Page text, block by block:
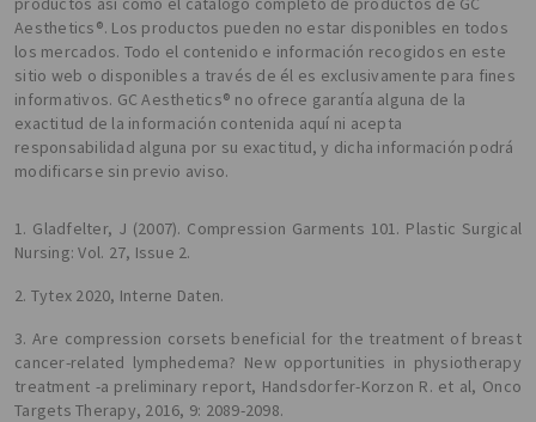
Aesthetics®. Los productos pueden no estar disponibles en todos
los mercados. Todo el contenido e información recogidos en este
sitio web o disponibles a través de él es exclusivamente para fines
informativos. GC Aesthetics® no ofrece garantía alguna de la
exactitud de la información contenida aquí ni acepta
responsabilidad alguna por su exactitud, y dicha información podrá
modificarse sin previo aviso.
1. Gladfelter, J (2007). Compression Garments 101. Plastic Surgical
Nursing: Vol. 27, Issue 2.
2. Tytex 2020, Interne Daten.
3. Are compression corsets beneficial for the treatment of breast
cancer-related lymphedema? New opportunities in physiotherapy
treatment -a preliminary report, Handsdorfer-Korzon R. et al, Onco
Targets Therapy, 2016, 9: 2089-2098.